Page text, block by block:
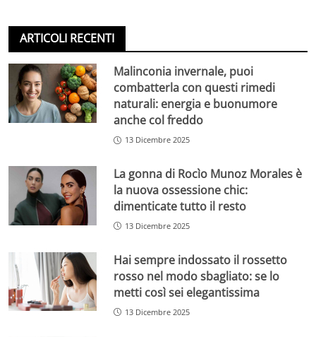
ARTICOLI RECENTI
Malinconia invernale, puoi
combatterla con questi rimedi
naturali: energia e buonumore
anche col freddo
13 Dicembre 2025
La gonna di Rocìo Munoz Morales è
la nuova ossessione chic:
dimenticate tutto il resto
13 Dicembre 2025
Hai sempre indossato il rossetto
rosso nel modo sbagliato: se lo
metti così sei elegantissima
13 Dicembre 2025